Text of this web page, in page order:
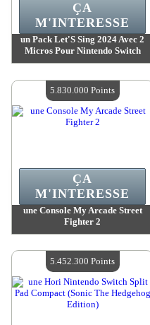
un Pack Let'S Sing 2024 Avec 2
Micros Pour Nintendo Switch
Quantité Disponible :4
ÇA
M'INTERESSE
une Console My Arcade Street
Fighter 2
Quantité Disponible :4
ÇA
M'INTERESSE
5.830.000 Points
5.452.300 Points